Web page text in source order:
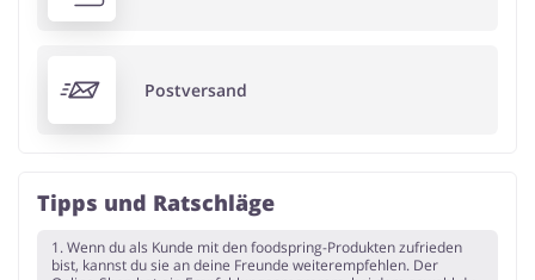
Postversand
Tipps und Ratschläge
1. Wenn du als Kunde mit den foodspring-Produkten zufrieden
bist, kannst du sie an deine Freunde weiterempfehlen. Der